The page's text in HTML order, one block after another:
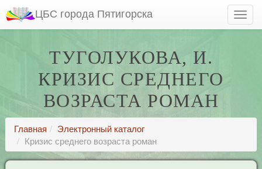
ЦБС города Пятигорска
ТУГОЛУКОВА, И.
КРИЗИС СРЕДНЕГО
ВОЗРАСТА РОМАН
Главная
Электронный каталог
Кризис среднего возраста роман